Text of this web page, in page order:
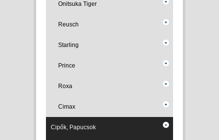
Onitsuka Tiger
Reusch
Starling
Prince
Roxa
Cimax
Cipők, Papucsok